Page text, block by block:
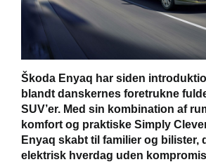
Danmarks
Škoda Enyaq har siden
blandt danskernes foretrukne
SUV’er. Med sin kombination af
komfort og praktiske Simply
Enyaq skabt til familier og bilister,
elektrisk hverdag uden